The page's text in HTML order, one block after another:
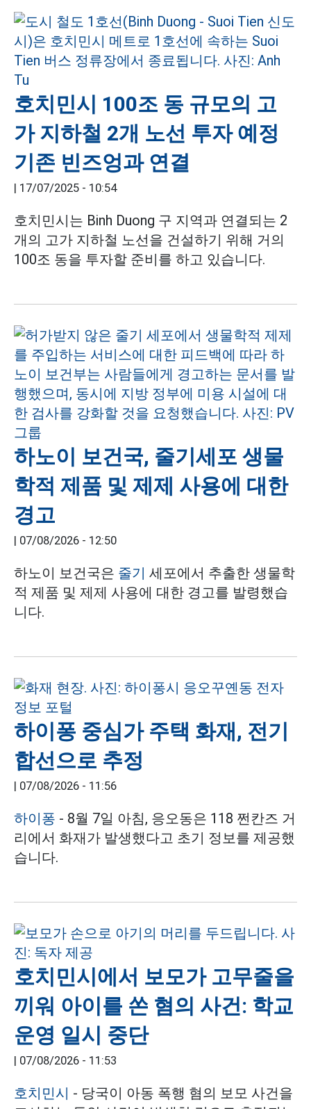
호치민시 100조 동 규모의 고
가 지하철 2개 노선 투자 예정
기존 빈즈엉과 연결
| 17/07/2025 - 10:54
호치민시는 Binh Duong 구 지역과 연결되는 2
개의 고가 지하철 노선을 건설하기 위해 거의
100조 동을 투자할 준비를 하고 있습니다.
하노이 보건국, 줄기세포 생물
학적 제품 및 제제 사용에 대한
경고
| 07/08/2026 - 12:50
하노이 보건국은 줄기 세포에서 추출한 생물학
적 제품 및 제제 사용에 대한 경고를 발령했습
니다.
하이퐁 중심가 주택 화재, 전기
합선으로 추정
| 07/08/2026 - 11:56
하이퐁 - 8월 7일 아침, 응오동은 118 쩐칸즈 거
리에서 화재가 발생했다고 초기 정보를 제공했
습니다.
호치민시에서 보모가 고무줄을
끼워 아이를 쏜 혐의 사건: 학교
운영 일시 중단
| 07/08/2026 - 11:53
호치민시 - 당국이 아동 폭행 혐의 보모 사건을